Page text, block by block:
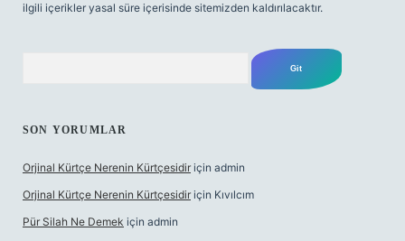
ilgili içerikler yasal süre içerisinde sitemizden kaldırılacaktır.
SON YORUMLAR
Orjinal Kürtçe Nerenin Kürtçesidir için admin
Orjinal Kürtçe Nerenin Kürtçesidir için Kıvılcım
Pür Silah Ne Demek için admin